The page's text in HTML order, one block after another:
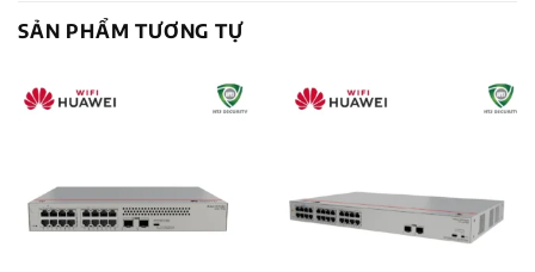
SẢN PHẨM TƯƠNG TỰ